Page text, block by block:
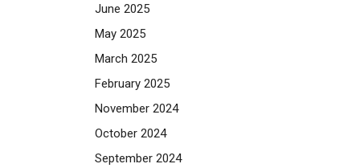
June 2025
May 2025
March 2025
February 2025
November 2024
October 2024
September 2024